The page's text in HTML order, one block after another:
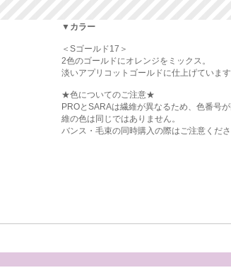
▼カラー
＜Sゴールド17＞
2色のゴールドにオレンジをミックス。
淡いアプリコットゴールドに仕上げています
★色についてのご注意★
PROとSARAは繊維が異なるため、色番号
維の色は同じではありません。
バンス・毛束の同時購入の際はご注意くださ